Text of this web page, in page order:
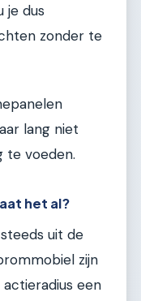
je dus
zonder te
lang niet
te voeden.
het al?
uit de
zijn
een